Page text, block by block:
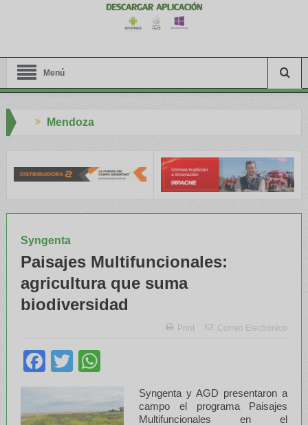
Menú
Syngenta
Paisajes Multifuncionales:
agricultura que suma
biodiversidad
Print Correo Electrónico
Facebook
Twitter
Syngenta y AGD presentaron a
campo el programa Paisajes
Multifuncionales en el